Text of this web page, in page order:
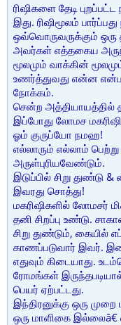
ரிஷிகளை தேடி
இது. ரிஷிமூலம்
ஒவ்வொருவருக்கும் ஒரு
அவர்கள் எத்தகைய
மூலமும் வாக்கின்
உணர்த்துவது என்ன
நோக்கம்.
சென்ற அத்தியாயத்தில்
இப்போது லோமச
ஓம் குருப்யோ நமஹ!
எல்லாரும் எல்லாம்
அருள்புரியவேண்டும்.
இடுப்பில் சிறு துண்டு
இவரது சொத்து!
மகரிஷிகளில் லோமசர்
தனி சிறப்பு உண்டு.
சிறு துண்டும், கையில்
காணப்படுவார் இவர்.
எதுவும் கிடையாது.
ரோமங்கள்
பெயர் ஏற்பட்டது.
இந்திரனுக்கு ஒரு
ஒரு மாளிகை